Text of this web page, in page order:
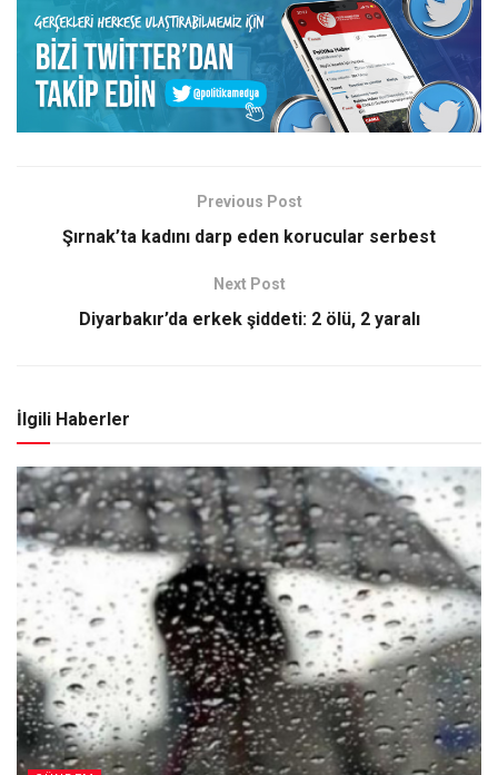
Previous Post
Şırnak’ta kadını darp eden korucular serbest
Next Post
Diyarbakır’da erkek şiddeti: 2 ölü, 2 yaralı
İlgili Haberler